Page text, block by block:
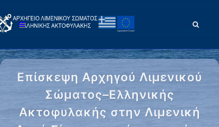
Επίσκεψη Αρχηγού Λιμενικού
Σώματος–Ελληνικής
Ακτοφυλακής στην Λιμενική